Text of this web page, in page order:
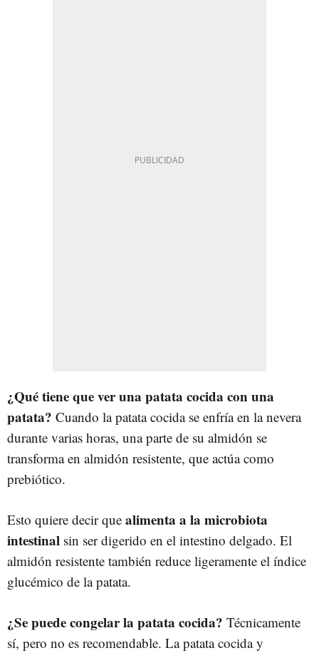
¿Qué tiene que ver una patata cocida con una
patata? Cuando la patata cocida se enfría en la nevera
durante varias horas, una parte de su almidón se
transforma en almidón resistente, que actúa como
prebiótico.
Esto quiere decir que alimenta a la microbiota
intestinal sin ser digerido en el intestino delgado. El
almidón resistente también reduce ligeramente el índice
glucémico de la patata.
¿Se puede congelar la patata cocida? Técnicamente
sí, pero no es recomendable. La patata cocida y